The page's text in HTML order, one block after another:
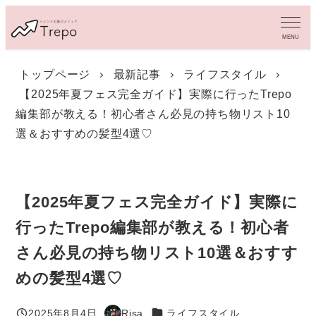
イ
MENU
トップページ 最新記事
ライフスタイル
【2025年夏フェス完全ガイド】実際に行ったTrepo
編集部が教える！初心者さん必見の持ち物リスト10
選＆おすすめの髪型4選♡
【2025年夏フェス完全ガイド】実際に
行ったTrepo編集部が教える！初心者
さん必見の持ち物リスト10選＆おすす
めの髪型4選♡
2025年8月4日 Risa カテゴリー
ライフスタイル